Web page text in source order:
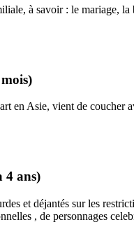
à savoir : le mariage,
en Asie, vient de coucher
4 ans)
et déjantés sur les
, de personnages